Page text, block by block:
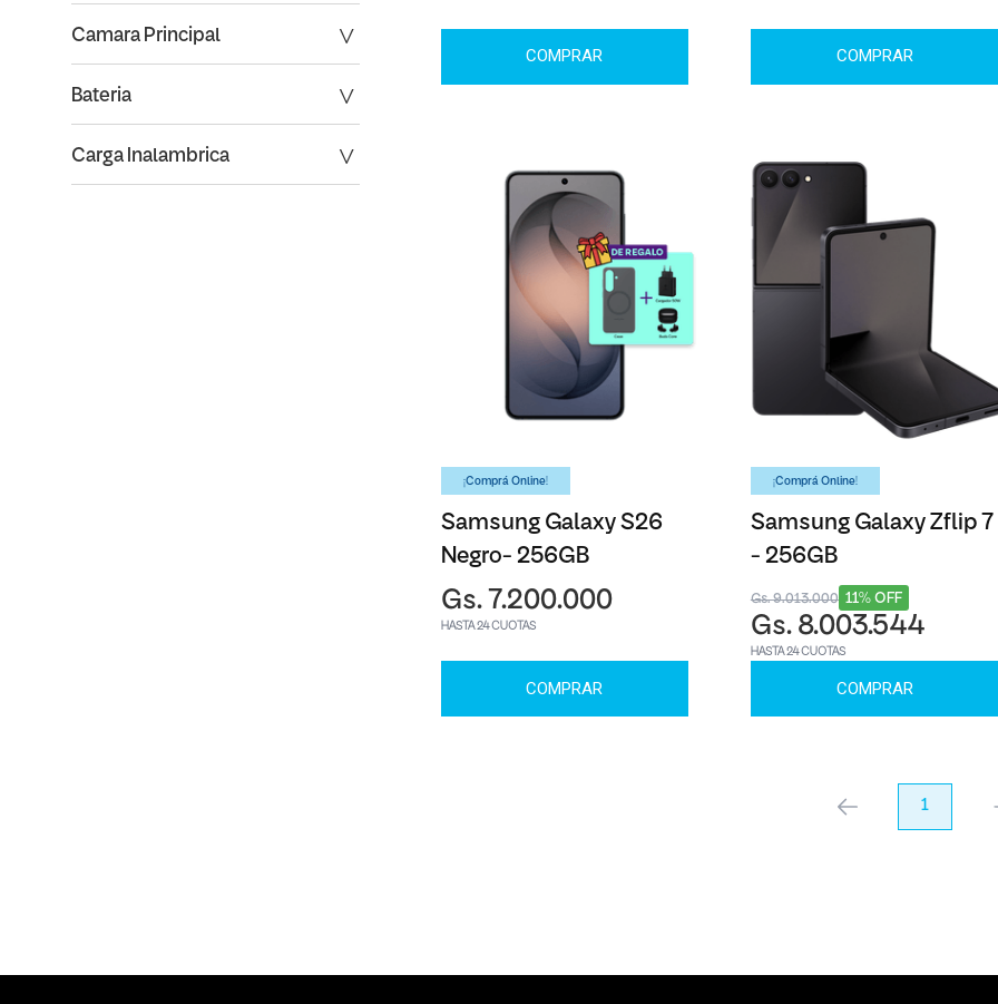
Camara Principal
Carga Inalambrica
Bateria
COMPRAR COMPRAR
¡Comprá Online!
Samsung Galaxy S26
Negro- 256GB
Gs. 7.200.000
HASTA 24 CUOTAS
COMPRAR
¡Comprá Online!
Samsung Galaxy Zflip 7
- 256GB
11% OFF
Gs. 9.013.000
Gs. 8.003.544
HASTA 24 CUOTAS
COMPRAR
anterior 1